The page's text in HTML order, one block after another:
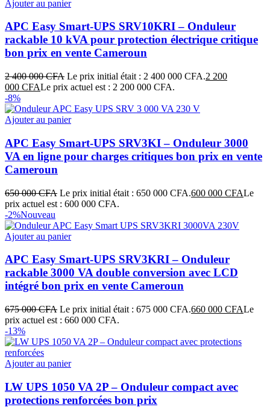
Ajouter au panier
APC Easy Smart-UPS SRV10KRI – Onduleur
rackable 10 kVA pour protection électrique critique
bon prix en vente Cameroun
2 400 000CFA Le prix initial était : 2 400 000 CFA.2 200
000 CFALe prix actuel est : 2 200 000 CFA.
-8%
Ajouter au panier
APC Easy Smart-UPS SRV3KI – Onduleur 3000
VA en ligne pour charges critiques bon prix en vente
Cameroun
650 000CFA Le prix initial était : 650 000 CFA.600 000 CFALe
prix actuel est : 600 000 CFA.
-2%Nouveau
Ajouter au panier
APC Easy Smart-UPS SRV3KRI – Onduleur
rackable 3000 VA double conversion avec LCD
intégré bon prix en vente Cameroun
675 000CFA Le prix initial était : 675 000 CFA.660 000 CFALe
prix actuel est : 660 000 CFA.
-13%
Ajouter au panier
LW UPS 1050 VA 2P – Onduleur compact avec
protections renforcées bon prix